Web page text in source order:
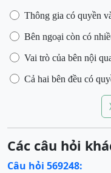
Thông gia có quyền
Bên ngoại còn có
Vai trò của bên nội
Cả hai bên đều có
Các câu hỏi
Câu hỏi 569248: